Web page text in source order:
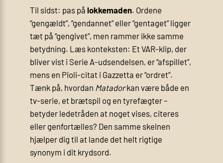
Til sidst: pas på lokkemaden. Ordene
“gengældt”, “gendannet” eller “gentaget” ligger
tæt på “gengivet”, men rammer ikke samme
betydning. Læs konteksten: Et VAR-klip, der
bliver vist i Serie A-udsendelsen, er “afspillet”,
mens en Pioli-citat i Gazzetta er “ordret”.
Tænk på, hvordan Matadorkan være både en
tv-serie, et brætspil og en tyrefægter –
betyder ledetråden at noget vises, citeres
eller genfortælles? Den samme skelnen
hjælper dig til at lande det helt rigtige
synonym i dit krydsord.